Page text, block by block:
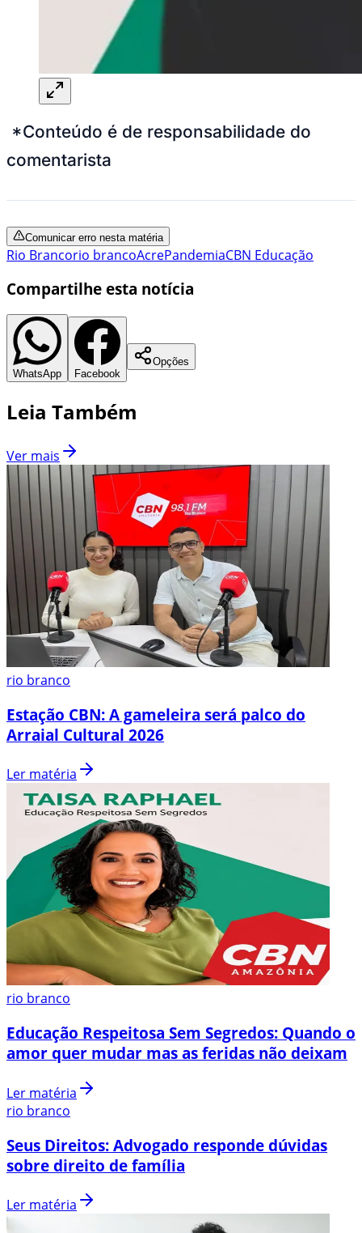
*Conteúdo é de responsabilidade do
comentarista
Comunicar erro nesta matéria
Rio Brancorio brancoAcrePandemiaCBN Educação
Compartilhe esta notícia
WhatsApp Facebook
Opções
Leia Também
Ver mais
rio branco
Estação CBN: A gameleira será palco do
Arraial Cultural 2026
Ler matéria
rio branco
Educação Respeitosa Sem Segredos: Quando o
amor quer mudar mas as feridas não deixam
Ler matéria
rio branco
Seus Direitos: Advogado responde dúvidas
sobre direito de família
Ler matéria